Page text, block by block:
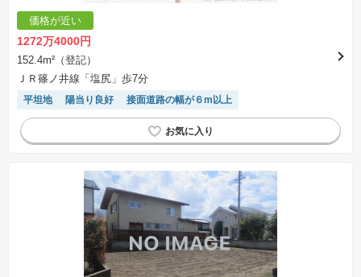
価格が近い
1272万4000円
152.4m²（登記）
ＪＲ篠ノ井線「塩尻」歩7分
平坦地 陽当り良好 接面道路の幅が６m以上